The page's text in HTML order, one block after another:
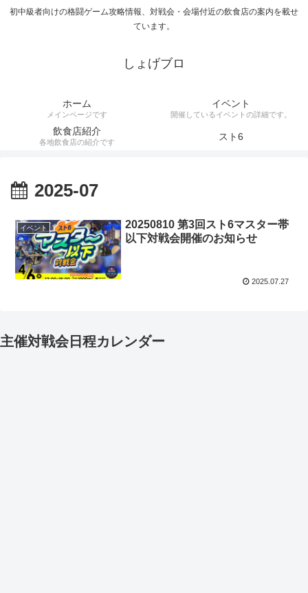
初中級者向けの格闘ゲーム攻略情報、対戦会・会場付近の飲食店の案内を載せ
ています。
しょげブロ
ホーム
メインページです
イベント
開催しているイベントの詳細です。
飲食店紹介
各地飲食店の紹介です スト6
2025-07
イベント
20250810 第3回スト6マスター帯
以下対戦会開催のお知らせ
2025.07.27
主催対戦会日程カレンダー